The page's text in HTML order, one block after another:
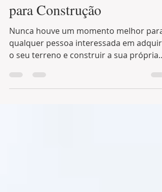
Oportunidades - Terrenos
para Construção
Nunca houve um momento melhor para
qualquer pessoa interessada em adquirir
o seu terreno e construir a sua própria